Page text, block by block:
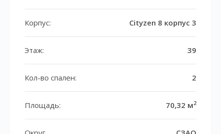
Корпус: Cityzen 8 корпус 3
Этаж: 39
Кол-во спален: 2
Площадь: 70,32 м2